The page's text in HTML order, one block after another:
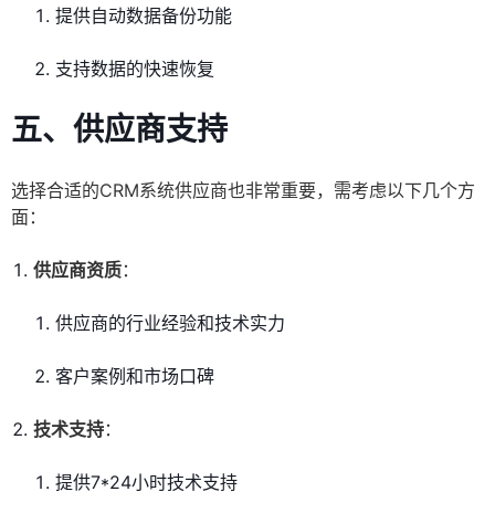
提供自动数据备份功能
支持数据的快速恢复
五、 供应商支持
选择合适的CRM系统供应商也非常重要，需考虑以下几个方
面：
供应商资质：
供应商的行业经验和技术实力
客户案例和市场口碑
技术支持：
提供7*24小时技术支持